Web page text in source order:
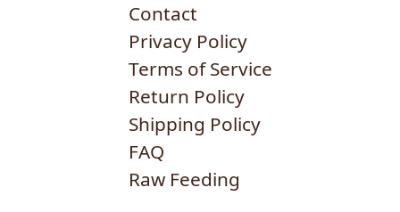
Contact
Privacy Policy
Terms of Service
Return Policy
Shipping Policy
FAQ
Raw Feeding